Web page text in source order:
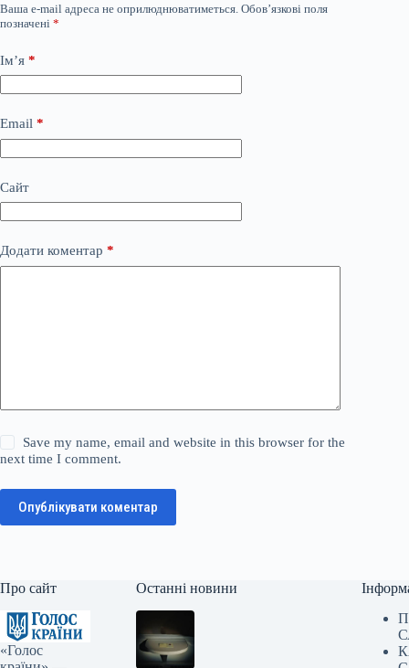
Ваша e-mail адреса не оприлюднюватиметься. Обов’язкові поля
позначені *
Ім’я *
Email *
Сайт
Додати коментар *
Save my name, email and website in this browser for the
next time I comment.
Опублікувати коментар
Про сайт
«Голос
Останні новини